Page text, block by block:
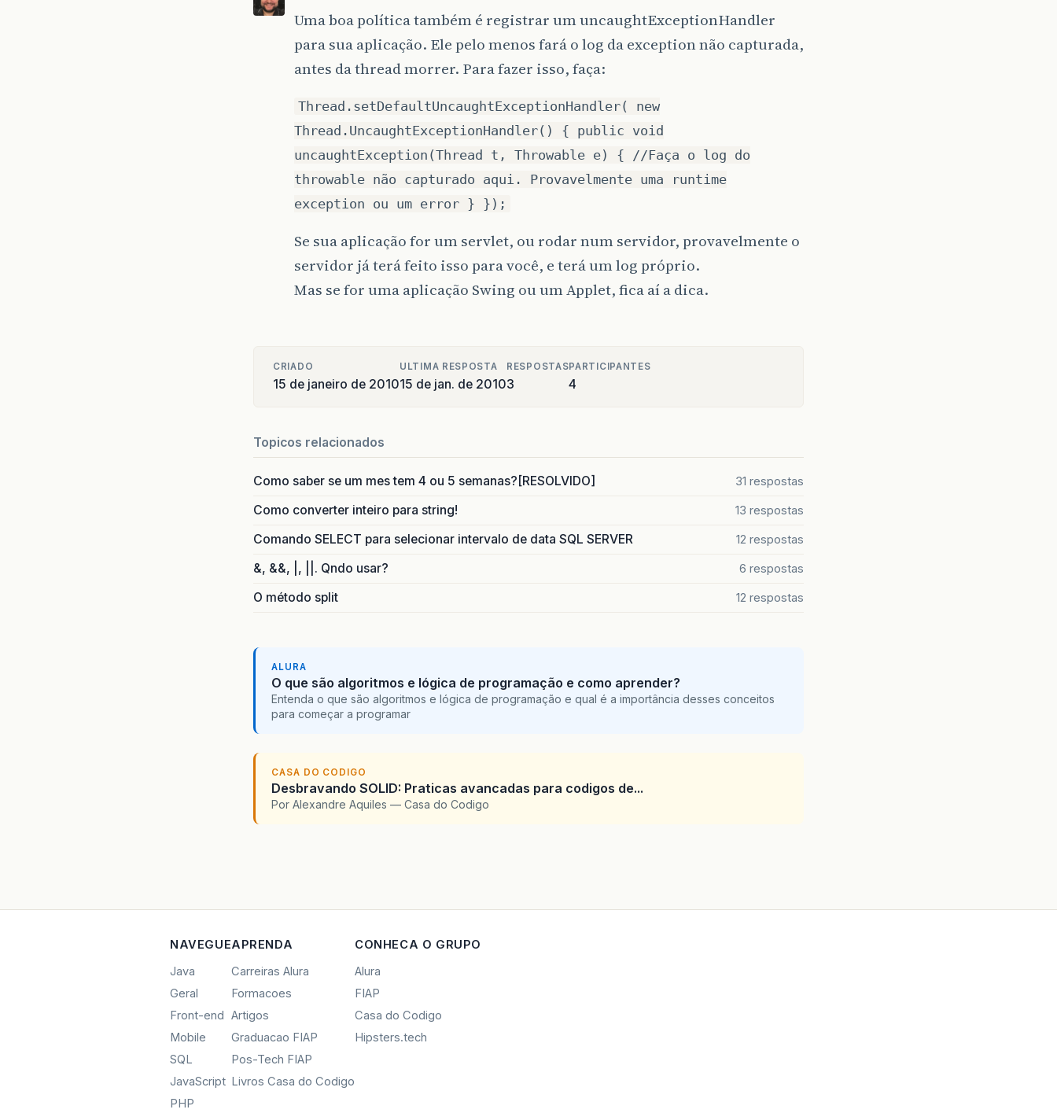
Uma boa política também é registrar um uncaughtExceptionHandler
para sua aplicação. Ele pelo menos fará o log da exception não capturada,
antes da thread morrer. Para fazer isso, faça:
Thread.setDefaultUncaughtExceptionHandler( new
Thread.UncaughtExceptionHandler() { public void
uncaughtException(Thread t, Throwable e) { //Faça o log do
throwable não capturado aqui. Provavelmente uma runtime
exception ou um error } });
Se sua aplicação for um servlet, ou rodar num servidor, provavelmente o
servidor já terá feito isso para você, e terá um log próprio.
Mas se for uma aplicação Swing ou um Applet, fica aí a dica.
CRIADO
15 de janeiro de 2010
ULTIMA RESPOSTA
15 de jan. de 2010
RESPOSTAS
3
PARTICIPANTES
4
Topicos relacionados
Como saber se um mes tem 4 ou 5 semanas?[RESOLVIDO] 31 respostas
Como converter inteiro para string! 13 respostas
Comando SELECT para selecionar intervalo de data SQL SERVER 12 respostas
&, &&, |, ||. Qndo usar? 6 respostas
O método split 12 respostas
ALURA
O que são algoritmos e lógica de programação e como aprender?
Entenda o que são algoritmos e lógica de programação e qual é a importância desses conceitos
para começar a programar
CASA DO CODIGO
Desbravando SOLID: Praticas avancadas para codigos de...
Por Alexandre Aquiles — Casa do Codigo
NAVEGUE
Java
Geral
Front-end
Mobile
SQL
JavaScript
PHP
APRENDA
Carreiras Alura
Formacoes
Artigos
Graduacao FIAP
Pos-Tech FIAP
Livros Casa do Codigo
CONHECA O GRUPO
Alura
FIAP
Casa do Codigo
Hipsters.tech